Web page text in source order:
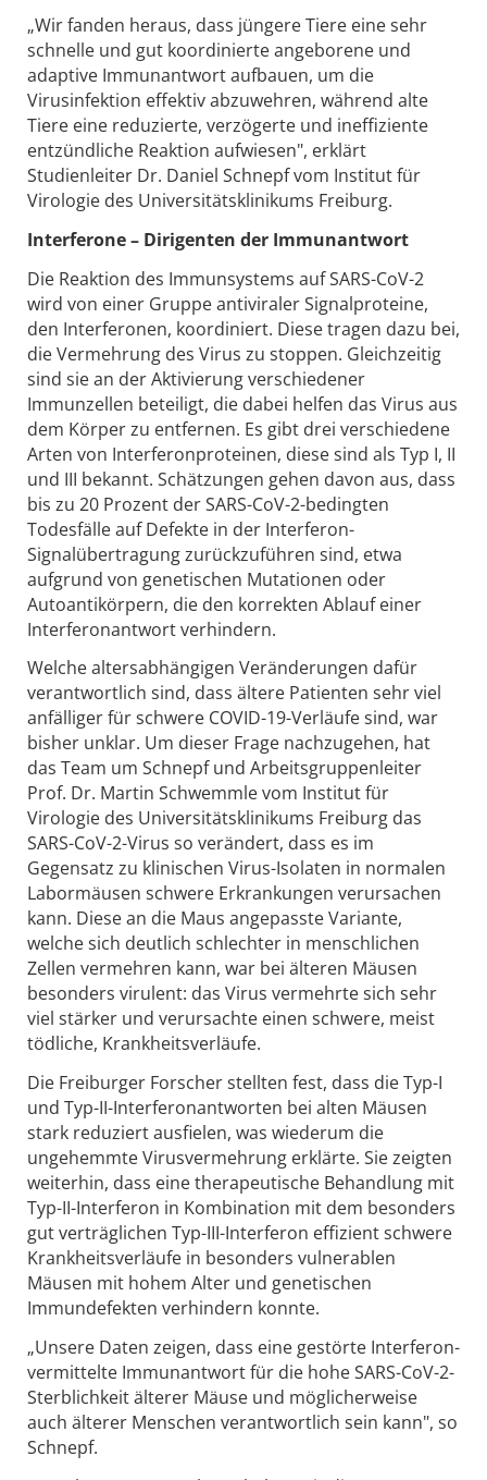
„Wir fanden heraus, dass jüngere Tiere eine sehr
schnelle und gut koordinierte angeborene und
adaptive Immunantwort aufbauen, um die
Virusinfektion effektiv abzuwehren, während alte
Tiere eine reduzierte, verzögerte und ineffiziente
entzündliche Reaktion aufwiesen", erklärt
Studienleiter Dr. Daniel Schnepf vom Institut für
Virologie des Universitätsklinikums Freiburg.
Interferone – Dirigenten der Immunantwort
Die Reaktion des Immunsystems auf SARS-CoV-2
wird von einer Gruppe antiviraler Signalproteine,
den Interferonen, koordiniert. Diese tragen dazu bei,
die Vermehrung des Virus zu stoppen. Gleichzeitig
sind sie an der Aktivierung verschiedener
Immunzellen beteiligt, die dabei helfen das Virus aus
dem Körper zu entfernen. Es gibt drei verschiedene
Arten von Interferonproteinen, diese sind als Typ I, II
und III bekannt. Schätzungen gehen davon aus, dass
bis zu 20 Prozent der SARS-CoV-2-bedingten
Todesfälle auf Defekte in der Interferon-
Signalübertragung zurückzuführen sind, etwa
aufgrund von genetischen Mutationen oder
Autoantikörpern, die den korrekten Ablauf einer
Interferonantwort verhindern.
Welche altersabhängigen Veränderungen dafür
verantwortlich sind, dass ältere Patienten sehr viel
anfälliger für schwere COVID-19-Verläufe sind, war
bisher unklar. Um dieser Frage nachzugehen, hat
das Team um Schnepf und Arbeitsgruppenleiter
Prof. Dr. Martin Schwemmle vom Institut für
Virologie des Universitätsklinikums Freiburg das
SARS-CoV-2-Virus so verändert, dass es im
Gegensatz zu klinischen Virus-Isolaten in normalen
Labormäusen schwere Erkrankungen verursachen
kann. Diese an die Maus angepasste Variante,
welche sich deutlich schlechter in menschlichen
Zellen vermehren kann, war bei älteren Mäusen
besonders virulent: das Virus vermehrte sich sehr
viel stärker und verursachte einen schwere, meist
tödliche, Krankheitsverläufe.
Die Freiburger Forscher stellten fest, dass die Typ-I
und Typ-II-Interferonantworten bei alten Mäusen
stark reduziert ausfielen, was wiederum die
ungehemmte Virusvermehrung erklärte. Sie zeigten
weiterhin, dass eine therapeutische Behandlung mit
Typ-II-Interferon in Kombination mit dem besonders
gut verträglichen Typ-III-Interferon effizient schwere
Krankheitsverläufe in besonders vulnerablen
Mäusen mit hohem Alter und genetischen
Immundefekten verhindern konnte.
„Unsere Daten zeigen, dass eine gestörte Interferon-
vermittelte Immunantwort für die hohe SARS-CoV-2-
Sterblichkeit älterer Mäuse und möglicherweise
auch älterer Menschen verantwortlich sein kann", so
Schnepf.